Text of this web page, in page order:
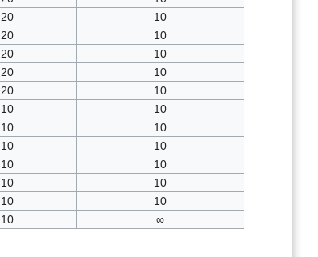
20
10
20
10
20
10
20
10
20
10
10
10
10
10
10
10
10
10
10
10
10
10
10 ∞